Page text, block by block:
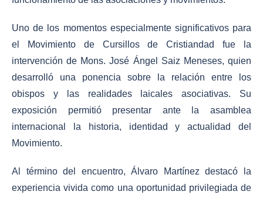
Uno de los momentos especialmente significativos para
el Movimiento de Cursillos de Cristiandad fue la
intervención de Mons. José Ángel Saiz Meneses, quien
desarrolló una ponencia sobre la relación entre los
obispos y las realidades laicales asociativas. Su
exposición permitió presentar ante la asamblea
internacional la historia, identidad y actualidad del
Movimiento.
Al término del encuentro, Álvaro Martínez destacó la
experiencia vivida como una oportunidad privilegiada de